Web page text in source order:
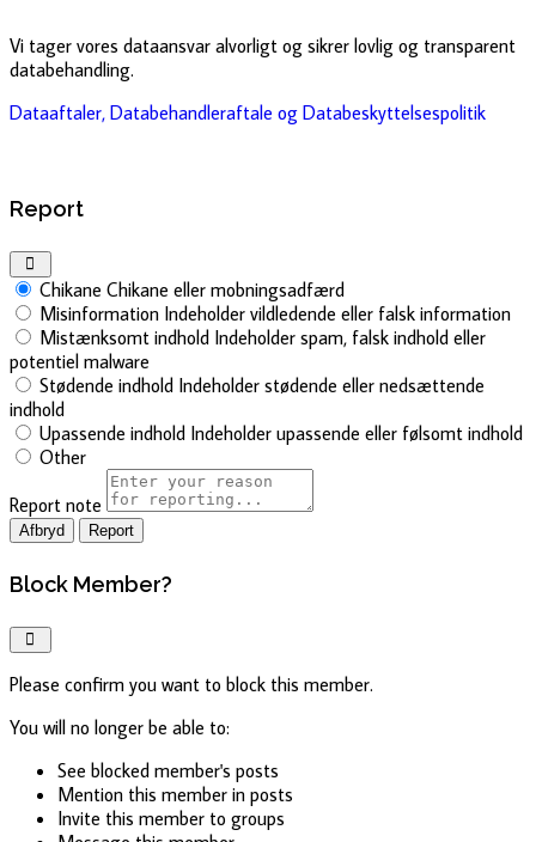
Vi tager vores dataansvar alvorligt og sikrer lovlig og transparent
databehandling.
Dataaftaler, Databehandleraftale og Databeskyttelsespolitik
Report
Chikane Chikane eller mobningsadfærd
Misinformation Indeholder vildledende eller falsk information
Mistænksomt indhold Indeholder spam, falsk indhold eller
potentiel malware
Stødende indhold Indeholder stødende eller nedsættende
indhold
Upassende indhold Indeholder upassende eller følsomt indhold
Other
Report note
Report
Block Member?
Please confirm you want to block this member.
You will no longer be able to:
See blocked member's posts
Mention this member in posts
Invite this member to groups